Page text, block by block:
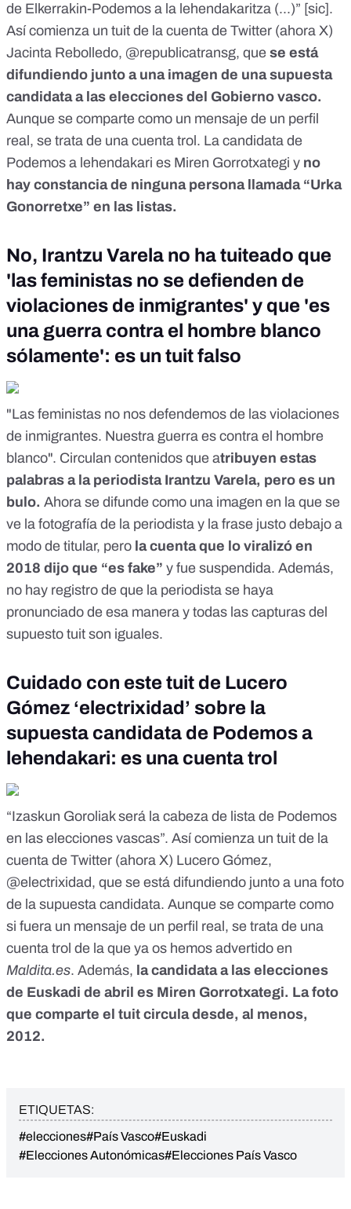
de Elkerrakin-Podemos a la lehendakaritza (...)” [sic].
Así comienza un tuit de la cuenta de Twitter (ahora X)
Jacinta Rebolledo, @republicatransg, que se está
difundiendo junto a una imagen de una supuesta
candidata a las elecciones del Gobierno vasco.
Aunque se comparte como un mensaje de un perfil
real, se trata de una cuenta trol . La candidata de
Podemos a lehendakari es Miren Gorrotxategi y no
hay constancia de ninguna persona llamada “Urka
Gonorretxe” en las listas.
No, Irantzu Varela no ha tuiteado que
'las feministas no se defienden de
violaciones de inmigrantes' y que 'es
una guerra contra el hombre blanco
sólamente': es un tuit falso
"Las feministas no nos defendemos de las violaciones
de inmigrantes. Nuestra guerra es contra el hombre
blanco". Circulan contenidos que atribuyen estas
palabras a la periodista Irantzu Varela, pero es un
bulo. Ahora se difunde como una imagen en la que se
ve la fotografía de la periodista y la frase justo debajo a
modo de titular, pero la cuenta que lo viralizó en
2018 dijo que “es fake” y fue suspendida. Además,
no hay registro de que la periodista se haya
pronunciado de esa manera y todas las capturas del
supuesto tuit son iguales.
Cuidado con este tuit de Lucero
Gómez ‘electrixidad’ sobre la
supuesta candidata de Podemos a
lehendakari: es una cuenta trol
“Izaskun Goroliak será la cabeza de lista de Podemos
en las elecciones vascas”. Asícomienza un tuit de la
cuenta de Twitter (ahora X) Lucero Gómez,
@electrixidad, que se está difundiendo junto a una foto
de la supuesta candidata. Aunque se comparte como
si fuera un mensaje de un perfil real, se trata de una
cuenta trol de la que ya os hemos advertido en
Maldita.es. Además, la candidata a las elecciones
de Euskadi de abril es Miren Gorrotxategi. La foto
que comparte el tuit circula desde, al menos,
2012.
ETIQUETAS:
#elecciones#País Vasco#Euskadi
#Elecciones Autonómicas#Elecciones País Vasco